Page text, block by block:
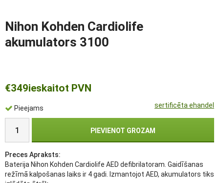
Nihon Kohden Cardiolife
akumulators 3100
sertificēta ehandel
€349ieskaitot PVN
Pieejams
PIEVIENOT GROZAM
Preces Apraksts:
Baterija Nihon Kohden Cardiolife AED defibrilatoram. Gaidīšanas
režīmā kalpošanas laiks ir 4 gadi. Izmantojot AED, akumulators tiks